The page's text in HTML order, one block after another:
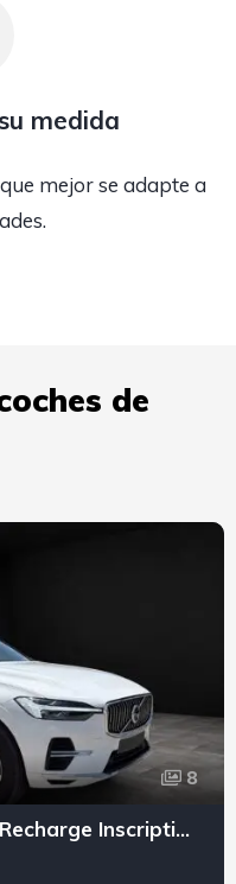
medida
mejor se adapte a
de
8
VOLVO XC60 2.0 T6 AWD Recharge Inscription Exp Auto